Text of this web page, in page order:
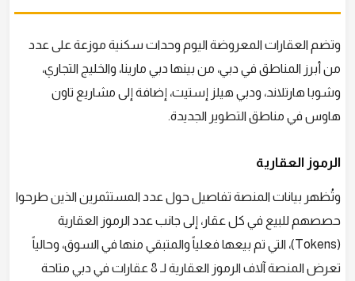
وتضم العقارات المعروضة اليوم وحدات سكنية موزعة على عدد
من أبرز المناطق في دبي، من بينها دبي مارينا، والخليج التجاري،
وشوبا هارتلاند، ودبي هيلز إستيت، إضافة إلى مشاريع تاون
هاوس في مناطق التطوير الجديدة.
الرموز العقارية
وتُظهر بيانات المنصة تفاصيل حول عدد المستثمرين الذين طرحوا
حصصهم للبيع في كل عقار، إلى جانب عدد الرموز العقارية
(Tokens)، التي تم بيعها فعلياً والمتبقي منها في السوق، وحالياً
تعرض المنصة آلاف الرموز العقارية لـ 8 عقارات في دبي متاحة